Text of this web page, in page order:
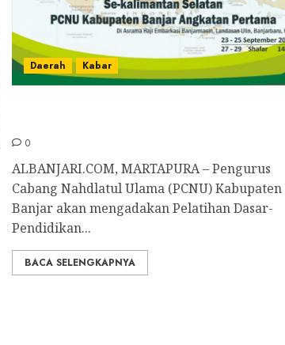
Daerah Kabar
0
ALBANJARI.COM, MARTAPURA – Pengurus
Cabang Nahdlatul Ulama (PCNU) Kabupaten
Banjar akan mengadakan Pelatihan Dasar-
Pendidikan...
BACA SELENGKAPNYA